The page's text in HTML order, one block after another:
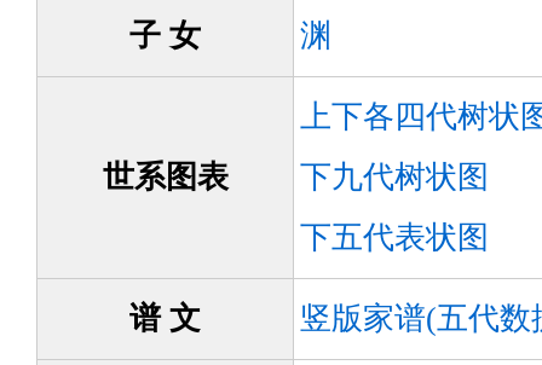
子 女 渊
世系图表
上下各四代树状
下九代树状图
下五代表状图
谱 文 竖版家谱(五代数